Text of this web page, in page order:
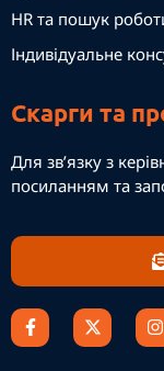
HR та пошук
Індивідуальне
Скарги та
Для зв’язку з
посиланням та